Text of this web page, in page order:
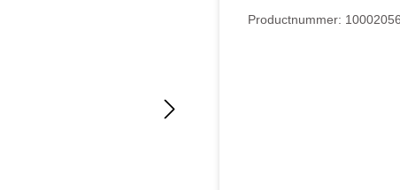
Productnummer: 10002056